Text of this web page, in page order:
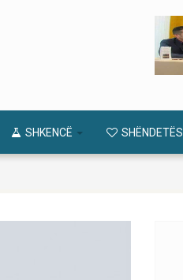
SHKENCË SHËNDETËSI